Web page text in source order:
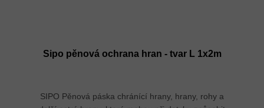
Sipo pěnová ochrana hran - tvar L 1x2m
SIPO Pěnová páska chránící hrany, hrany, rohy a